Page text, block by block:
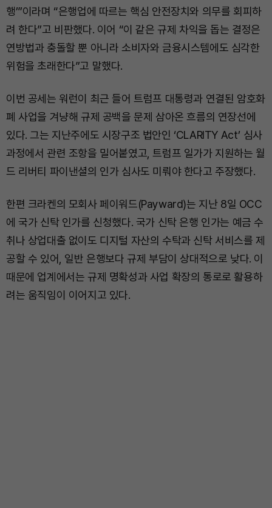
행’”이라며 “은행업에 따르는 핵심 안전장치와 의무를 회피하
려 한다”고 비판했다. 이어 “이 같은 규제 차익을 돕는 결정은
연방법과 충돌할 뿐 아니라 소비자와 금융시스템에도 심각한
위험을 초래한다”고 말했다.
이번 공세는 워런이 최근 들어 트럼프 대통령과 연결된 암호화
폐 사업을 겨냥해 규제 공백을 문제 삼아온 흐름의 연장선에
있다. 그는 지난주에도 시장구조 법안인 ‘CLARITY Act’ 심사
과정에서 관련 조항을 밀어붙였고, 트럼프 일가가 지원하는 월
드 리버티 파이낸셜의 인가 심사도 미뤄야 한다고 주장했다.
한편 크라켄의 모회사 페이워드(Payward)는 지난 8일 OCC
에 국가 신탁 인가를 신청했다. 국가 신탁 은행 인가는 예금 수
취나 상업대출 없이도 디지털 자산의 수탁과 신탁 서비스를 제
공할 수 있어, 일반 은행보다 규제 부담이 상대적으로 낮다. 이
때문에 업계에서는 규제 명확성과 사업 확장의 통로로 활용하
려는 움직임이 이어지고 있다.